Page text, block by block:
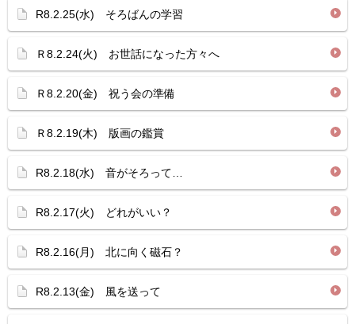
R8.2.25(水) そろばんの学習
Ｒ8.2.24(火) お世話になった方々へ
Ｒ8.2.20(金) 祝う会の準備
Ｒ8.2.19(木) 版画の鑑賞
R8.2.18(水) 音がそろって…
R8.2.17(火) どれがいい？
R8.2.16(月) 北に向く磁石？
R8.2.13(金) 風を送って